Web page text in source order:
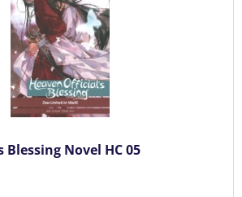
Novel HC 05